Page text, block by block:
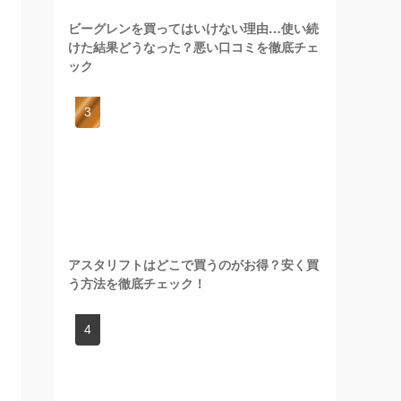
ビーグレンを買ってはいけない理由…使い続
けた結果どうなった？悪い口コミを徹底チェ
ック
アスタリフトはどこで買うのがお得？安く買
う方法を徹底チェック！